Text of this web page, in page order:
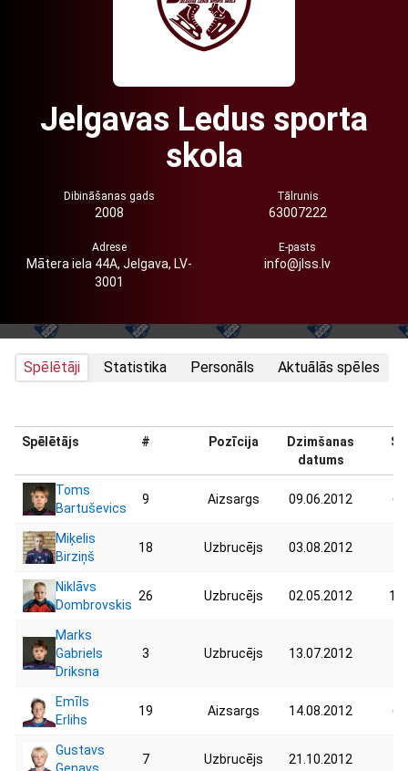
Jelgavas Ledus sporta
skola
Dibināšanas gads
2008
Tālrunis
63007222
Adrese
Mātera iela 44A, Jelgava, LV-
3001
E-pasts
info@jlss.lv
Spēlētāji Statistika Personāls Aktuālās spēles
Spēlētājs # Pozīcija
Dzimšanas
datums
Toms
Bartuševics
9 Aizsargs 09.06.2012
Miķelis
Birziņš
18 Uzbrucējs 03.08.2012
Niklāvs
Dombrovskis
26 Uzbrucējs 02.05.2012
Marks
Gabriels
Driksna
3 Uzbrucējs 13.07.2012
Emīls
Erlihs
19 Aizsargs 14.08.2012
Gustavs
7 Uzbrucējs 21.10.2012